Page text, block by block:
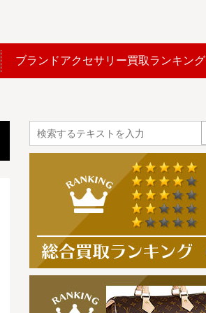
ブランドアクセサリー買取ランキング